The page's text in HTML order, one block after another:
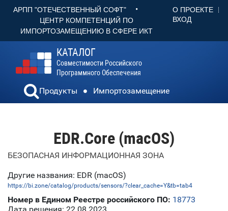
АРПП "ОТЕЧЕСТВЕННЫЙ СОФТ" •
ЦЕНТР КОМПЕТЕНЦИЙ ПО
ИМПОРТОЗАМЕЩЕНИЮ В СФЕРЕ ИКТ
О ПРОЕКТЕ
ВХОД
КАТАЛОГ
Совместимости Российского
Программного Обеспечения
Продукты Импортозамещение
EDR.Core (macOS)
БЕЗОПАСНАЯ ИНФОРМАЦИОННАЯ ЗОНА
Другие названия: EDR (macOS)
https://bi.zone/catalog/products/sensors/?clear_cache=Y&tb=tab4
Номер в Едином Реестре российского ПО: 18773